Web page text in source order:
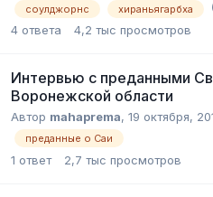
соулджорнс хираньягарбха
4 ответа 4,2 тыс просмотров
Интервью с преданными
Воронежской области
Автор mahaprema, 19 октября,
преданные о Саи
1 ответ 2,7 тыс просмотров